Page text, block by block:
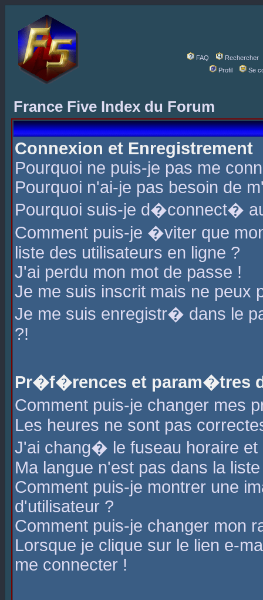
FAQ
Rechercher
Profil
Se
France Five Index du Forum
Connexion et Enregistrement
Pourquoi ne puis-je pas me
Pourquoi n'ai-je pas besoin de
Pourquoi suis-je d�connect�
Comment puis-je �viter que
liste des utilisateurs en ligne ?
J'ai perdu mon mot de passe !
Je me suis inscrit mais ne peux
Je me suis enregistr� dans le
?!
Pr�f�rences et param�tres
Comment puis-je changer mes
Les heures ne sont pas
J'ai chang� le fuseau horaire
Ma langue n'est pas dans la
Comment puis-je montrer une
d'utilisateur ?
Comment puis-je changer mon
Lorsque je clique sur le lien e-
me connecter !